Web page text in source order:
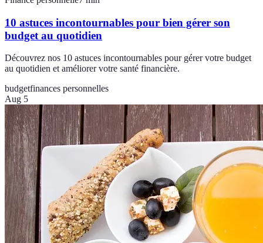
10 astuces incontournables pour bien gérer son
budget au quotidien
Découvrez nos 10 astuces incontournables pour gérer votre budget
au quotidien et améliorer votre santé financière.
budgetfinances personnelles
Aug 5